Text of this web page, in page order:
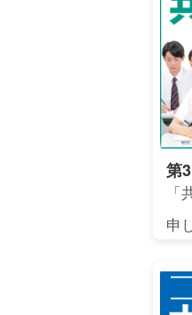
第
申